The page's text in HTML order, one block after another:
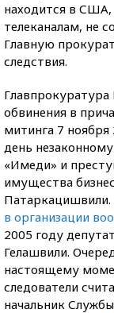
находится в США,
телеканалам, не
Главную
следствия.
обвинения в
митинга 7
день
«Имеди» и
имущества
Патаркацишвили.
в организации
2005 году
Гелашвили.
настоящему
следователи
начальник